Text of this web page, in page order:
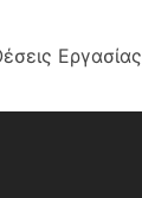
Εργασίας